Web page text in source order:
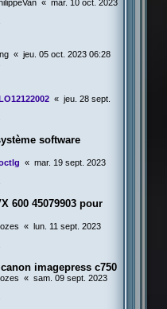
« mar. 10 oct. 2023
« jeu. 05 oct. 2023 06:28
« jeu. 28 sept.
software
« mar. 19 sept. 2023
600 45079903 pour
« lun. 11 sept. 2023
imagepress c750
« sam. 09 sept. 2023